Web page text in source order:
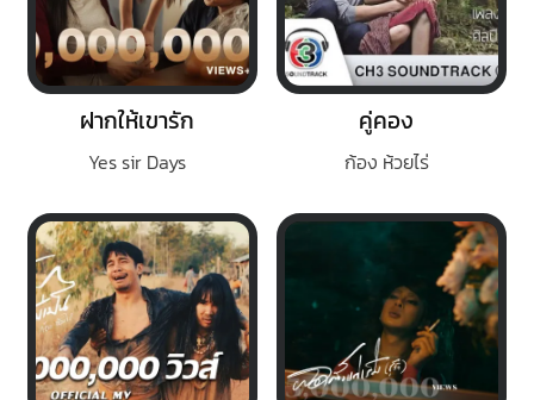
ฝากให้เขารัก
Yes sir Days
คู่คอง
ก้อง ห้วยไร่